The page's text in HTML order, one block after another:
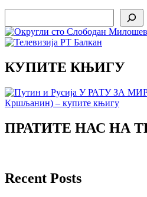
КУПИТЕ КЊИГУ
ПРАТИТЕ НАС НА
Recent Posts